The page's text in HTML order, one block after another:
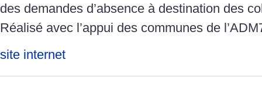
des demandes d’absence à destination des
Réalisé avec l’appui des communes de
site internet